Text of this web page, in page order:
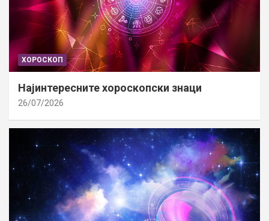
ХОРОСКОП
Најинтересните хороскопски знаци
26/07/2026